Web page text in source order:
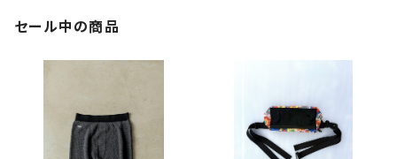
セール中の商品